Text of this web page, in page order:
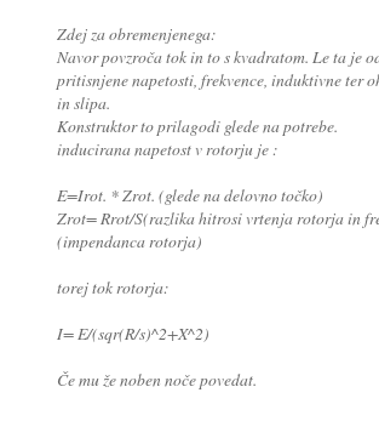
Zdej za obremenjenega:
Navor povzroča tok in to s kvadratom. Le ta je
pritisnjene napetosti, frekvence, induktivne ter
in slipa.
Konstruktor to prilagodi glede na potrebe.
inducirana napetost v rotorju je :
E=Irot. * Zrot. (glede na delovno točko)
Zrot= Rrot/S(razlika hitrosi vrtenja rotorja in
(impendanca rotorja)
torej tok rotorja:
I= E/(sqr(R/s)^2+X^2)
Če mu že noben noče povedat.